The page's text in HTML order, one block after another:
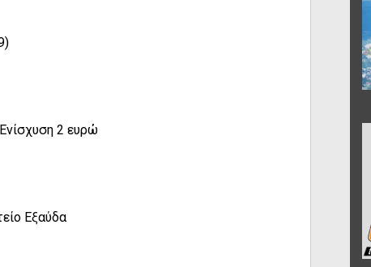
2 ευρώ
Εξαύδα